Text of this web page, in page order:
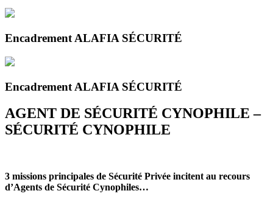
Encadrement ALAFIA SÉCURITÉ
Encadrement ALAFIA SÉCURITÉ
AGENT DE SÉCURITÉ CYNOPHILE –
SÉCURITÉ CYNOPHILE
3 missions principales de Sécurité Privée incitent au recours
d’Agents de Sécurité Cynophiles…